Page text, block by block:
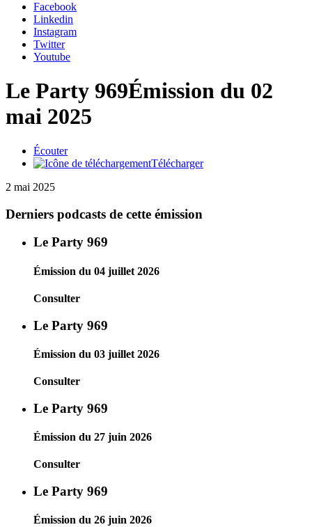
Facebook
Linkedin
Instagram
Twitter
Youtube
Le Party 969Émission du 02
mai 2025
Écouter
Télécharger
2 mai 2025
Derniers podcasts de cette émission
Le Party 969
Émission du 04 juillet 2026
Consulter
Le Party 969
Émission du 03 juillet 2026
Consulter
Le Party 969
Émission du 27 juin 2026
Consulter
Le Party 969
Émission du 26 juin 2026